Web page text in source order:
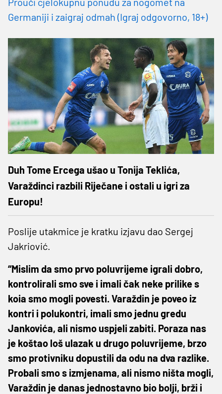
Germaniji i zaigraj odmah (Igraj odgovorno, 18+)
Duh Tome Ercega ušao u Tonija Teklića,
Varaždinci razbili Riječane i ostali u igri za
Europu!
Poslije utakmice je kratku izjavu dao Sergej
Jakriović.
“Mislim da smo prvo poluvrijeme igrali dobro,
kontrolirali smo sve i imali čak neke prilike s
koia smo mogli povesti. Varaždin je poveo iz
kontri i polukontri, imali smo jednu gredu
Jankovića, ali nismo uspjeli zabiti. Poraza nas
je koštao loš ulazak u drugo poluvrijeme, brzo
smo protivniku dopustili da odu na dva razlike.
Probali smo s izmjenama, ali nismo ništa mogli,
Varaždin je danas jednostavno bio bolji, brži i